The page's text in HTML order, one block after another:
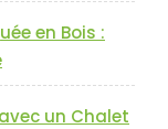
en Bois :
un Chalet